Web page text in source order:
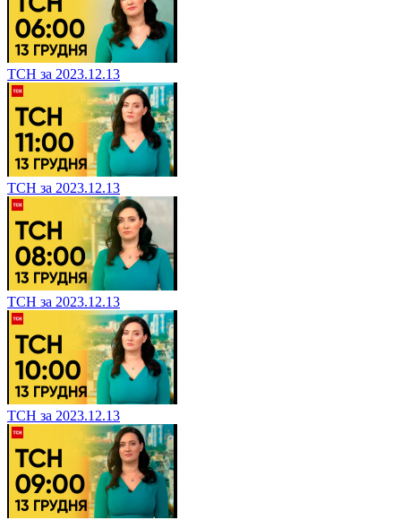
ТСН за 2023.12.13
ТСН за 2023.12.13
ТСН за 2023.12.13
ТСН за 2023.12.13